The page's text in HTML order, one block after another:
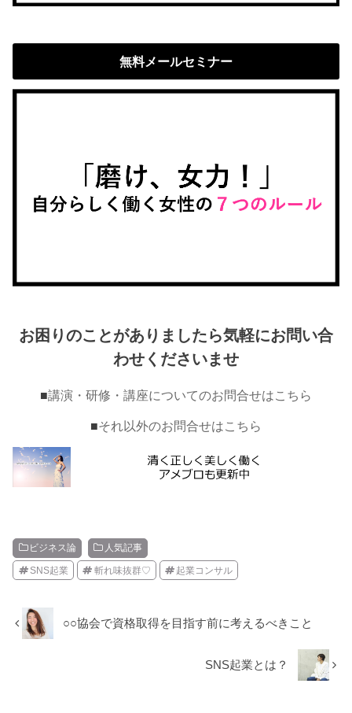
無料メールセミナー
お困りのことがありましたら気軽にお問い合
わせくださいませ
■講演・研修・講座についてのお問合せはこちら
■それ以外のお問合せはこちら
ビジネス論 人気記事
SNS起業 斬れ味抜群♡ 起業コンサル
○○協会で資格取得を目指す前に考えるべきこと
SNS起業とは？